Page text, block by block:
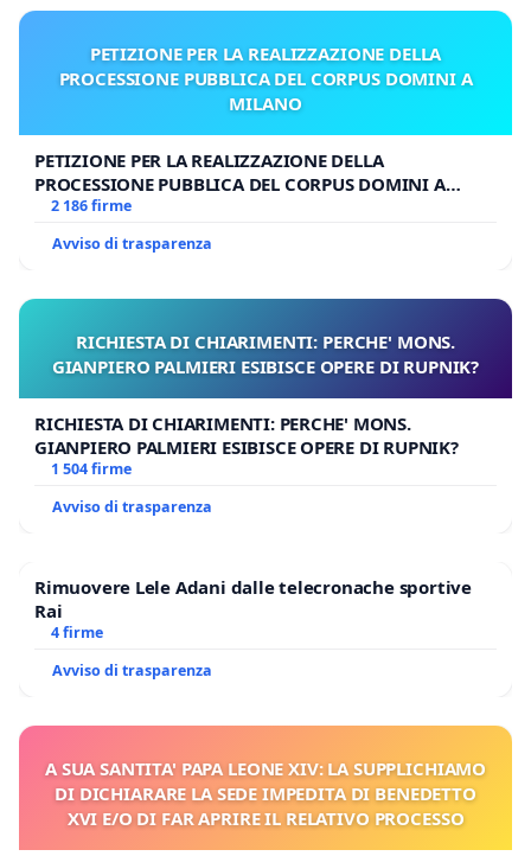
PETIZIONE PER LA REALIZZAZIONE DELLA
PROCESSIONE PUBBLICA DEL CORPUS DOMINI A
MILANO
PETIZIONE PER LA REALIZZAZIONE DELLA
PROCESSIONE PUBBLICA DEL CORPUS DOMINI A
MILANO
2 186 firme
Avviso di trasparenza
RICHIESTA DI CHIARIMENTI: PERCHE' MONS.
GIANPIERO PALMIERI ESIBISCE OPERE DI RUPNIK?
RICHIESTA DI CHIARIMENTI: PERCHE' MONS.
GIANPIERO PALMIERI ESIBISCE OPERE DI RUPNIK?
1 504 firme
Avviso di trasparenza
Rimuovere Lele Adani dalle telecronache sportive
Rai
4 firme
Avviso di trasparenza
A SUA SANTITA' PAPA LEONE XIV: LA SUPPLICHIAMO
DI DICHIARARE LA SEDE IMPEDITA DI BENEDETTO
XVI E/O DI FAR APRIRE IL RELATIVO PROCESSO